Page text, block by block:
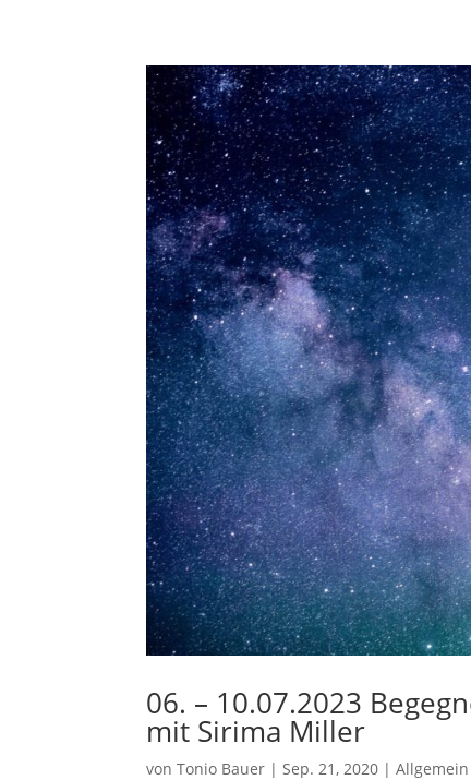
06. – 10.07.2023
mit Sirima Miller
vonTonio Bauer | Sep. 21, 2020 |Allgemein